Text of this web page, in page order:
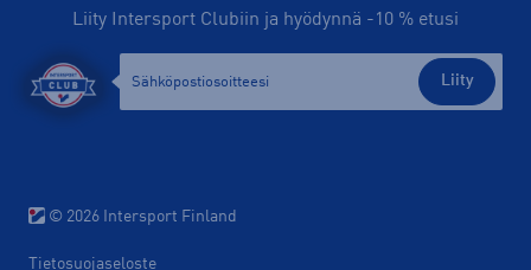
Liity Intersport Clubiin ja hyödynnä -10 % etusi
Liity
© 2026 Intersport Finland
Tietosuojaseloste